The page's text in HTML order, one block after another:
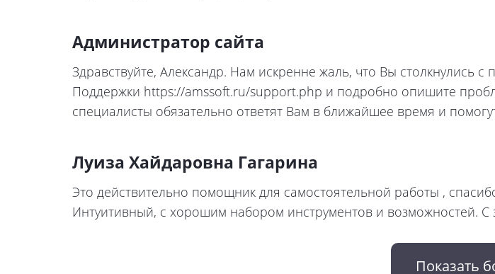
Администратор сайта
Здравствуйте, Александр. Нам искренне жаль, что Вы столкнулись
Поддержки https://amssoft.ru/support.php и подробно опишите
специалисты обязательно ответят Вам в ближайшее время и
Луиза Хайдаровна Гагарина
Это действительно помощник для самостоятельной работы ,
Интуитивный, с хорошим набором инструментов и возможностей.
Показать